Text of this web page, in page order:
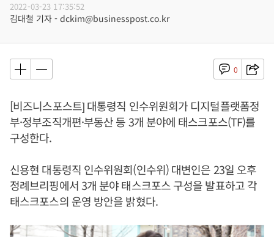
2022-03-23 17:35:52
김대철 기자 - dckim@businesspost.co.kr
0
[비즈니스포스트] 대통령직 인수위원회가 디지털플랫폼정
부·정부조직개편·부동산 등 3개 분야에 태스크포스(TF)를
구성한다.
신용현 대통령직 인수위원회(인수위) 대변인은 23일 오후
정례브리핑에서 3개 분야 태스크포스 구성을 발표하고 각
태스크포스의 운영 방안을 밝혔다.